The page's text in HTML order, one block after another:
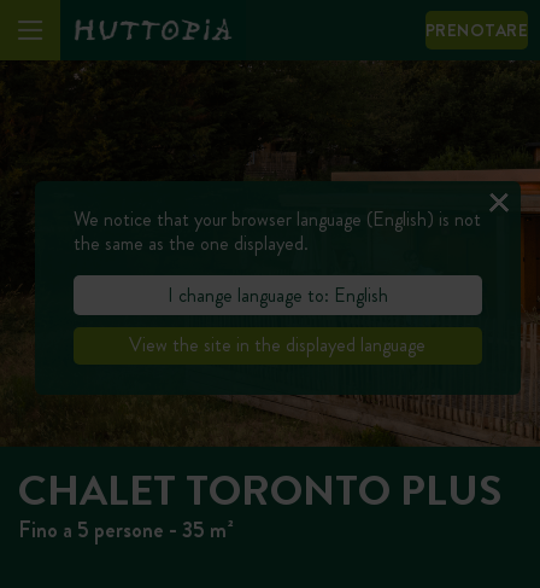
PRENOTARE
CHALET TORONTO PLUS
Fino a 5 persone - 35 m²
We notice that your browser language (English) is not
the same as the one displayed.
I change language to: English
View the site in the displayed language